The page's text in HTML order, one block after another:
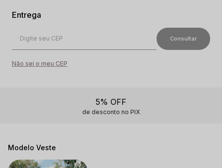
Não sei o meu CEP
5% OFF
de desconto no PIX
Modelo Veste